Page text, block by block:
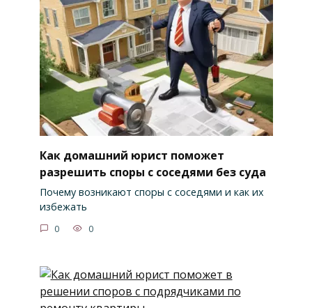
Как домашний юрист поможет
разрешить споры с соседями без суда
Почему возникают споры с соседями и как их
избежать
0 0